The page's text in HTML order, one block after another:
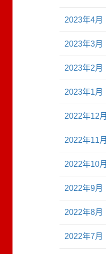
2023年4月
2023年3月
2023年2月
2023年1月
2022年12月
2022年11月
2022年10月
2022年9月
2022年8月
2022年7月